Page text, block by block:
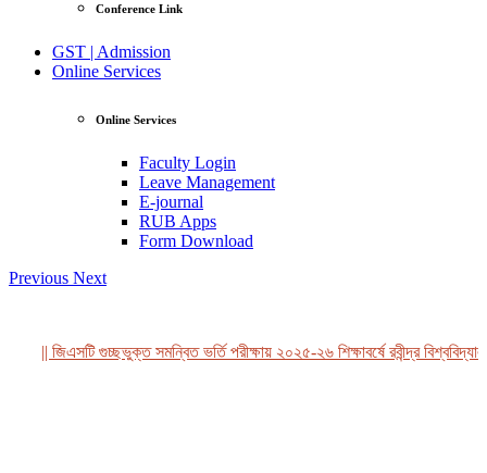
Conference Link
GST | Admission
Online Services
Online Services
Faculty Login
Leave Management
E-journal
RUB Apps
Form Download
Previous Next
|| জিএসটি গুচ্ছভুক্ত সমন্বিত ভর্তি পরীক্ষায় ২০২৫-২৬ শিক্ষাবর্ষে রবীন্দ্র